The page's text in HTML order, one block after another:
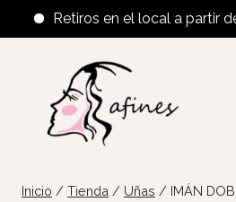
Retiros en el local a partir de
contenido
Inicio / Tienda / Uñas / IMÁN